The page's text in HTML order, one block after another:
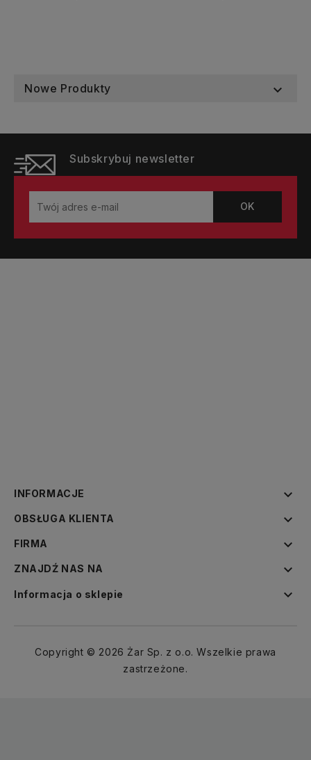
Nowe Produkty 
Subskrybuj newsletter
INFORMACJE 
OBSŁUGA KLIENTA 
FIRMA 
ZNAJDŹ NAS NA 
Informacja o sklepie 
Copyright © 2026 Żar Sp. z o.o. Wszelkie prawa
zastrzeżone.